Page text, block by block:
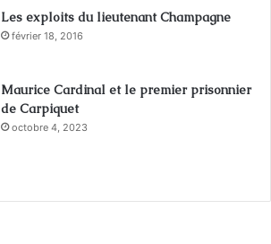
Les exploits du lieutenant Champagne
février 18, 2016
Maurice Cardinal et le premier prisonnier
de Carpiquet
octobre 4, 2023